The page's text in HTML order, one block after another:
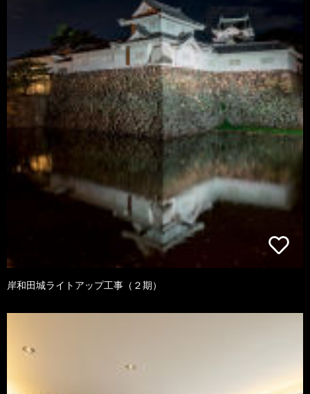
岸和田城ライトアップ工事（２期）